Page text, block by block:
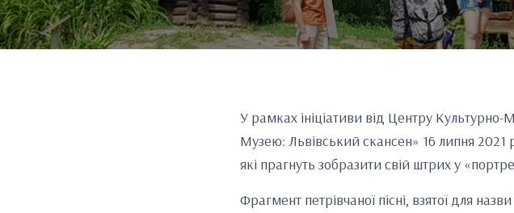
У рамках ініціативи від Центру Культурно-
Музею: Львівський скансен» 16 липня 2021
які прагнуть зобразити свій штрих у
Фрагмент петрівчаної пісні, взятої для